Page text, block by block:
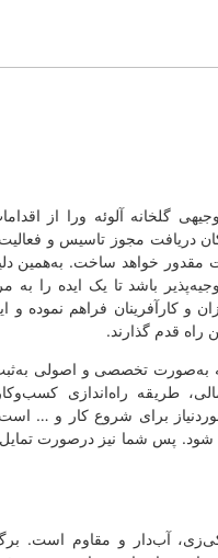
از اقدامات اولیه و مهم تلقی
و فعالیت چنین گلخانه‌ای را از
دلیل، این طرح توجیهی
را به مرحله اجرایی برساند.
نموده و این امکان را برای آنها
به‌ثبت رسیده باشد، حاوی
کسب‌و‌کار و افزایش فروش
کار و … است. در این مقاله سعی
تمایل ما را تا انتها همراهی
است. برگ‌های این گیاه بسیار